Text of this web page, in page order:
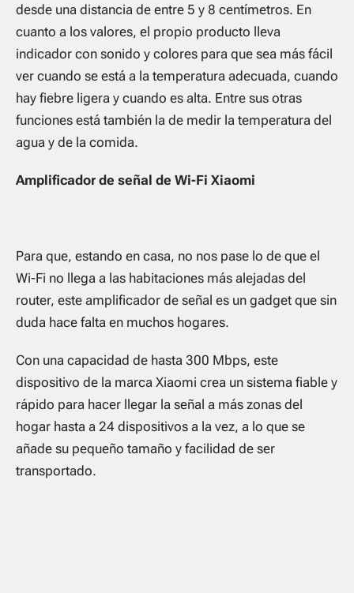
desde una distancia de entre 5 y 8 centímetros. En
cuanto a los valores, el propio producto lleva
indicador con sonido y colores para que sea más fácil
ver cuando se está a la temperatura adecuada, cuando
hay fiebre ligera y cuando es alta. Entre sus otras
funciones está también la de medir la temperatura del
agua y de la comida.
Amplificador de señal de Wi-Fi Xiaomi
Para que, estando en casa, no nos pase lo de que el
Wi-Fi no llega a las habitaciones más alejadas del
router, este amplificador de señal es un gadget que sin
duda hace falta en muchos hogares.
Con una capacidad de hasta 300 Mbps, este
dispositivo de la marca Xiaomi crea un sistema fiable y
rápido para hacer llegar la señal a más zonas del
hogar hasta a 24 dispositivos a la vez, a lo que se
añade su pequeño tamaño y facilidad de ser
transportado.